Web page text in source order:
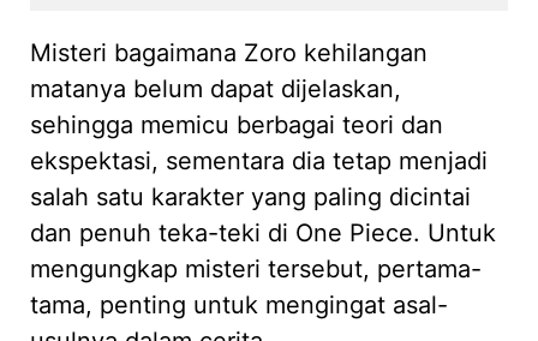
Misteri bagaimana Zoro kehilangan
matanya belum dapat dijelaskan,
sehingga memicu berbagai teori dan
ekspektasi, sementara dia tetap menjadi
salah satu karakter yang paling dicintai
dan penuh teka-teki di One Piece. Untuk
mengungkap misteri tersebut, pertama-
tama, penting untuk mengingat asal-